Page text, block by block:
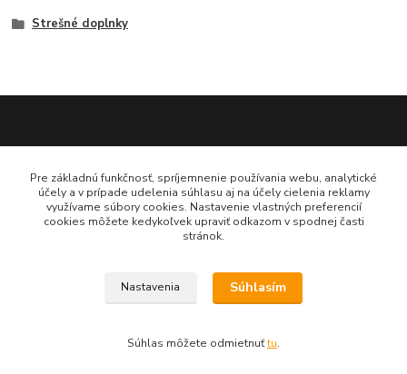
Strešné doplnky
0948 484 313
Po-Pia 7:30-16:00 hod
doplnkykstrecham@gmail.com
Vytvorené na Eshop-rychlo.sk
Pre základnú funkčnosť, spríjemnenie používania webu, analytické
účely a v prípade udelenia súhlasu aj na účely cielenia reklamy
využívame súbory cookies. Nastavenie vlastných preferencií
cookies môžete kedykoľvek upraviť odkazom v spodnej časti
stránok.
Nastavenia Súhlasím
Súhlas môžete odmietnuťtu.